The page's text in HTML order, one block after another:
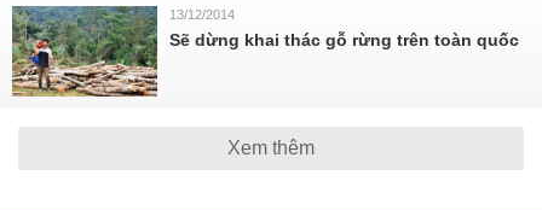
13/12/2014
Sẽ dừng khai thác gỗ rừng trên toàn quốc
Xem thêm